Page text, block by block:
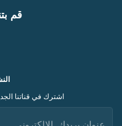
قم
اشترك في قناتنا